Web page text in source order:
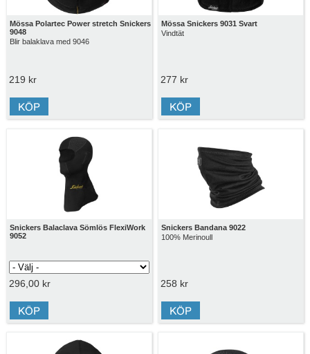
Mössa Polartec Power stretch Snickers
9048
Blir balaklava med 9046
219 kr
Mössa Snickers 9031 Svart
Vindtät
277 kr
Snickers Balaclava Sömlös FlexiWork
9052
296,00 kr
Snickers Bandana 9022
100% Merinoull
258 kr